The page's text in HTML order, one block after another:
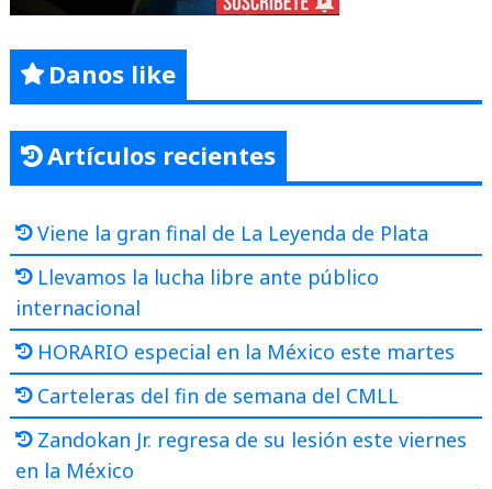
Danos like
Artículos recientes
Viene la gran final de La Leyenda de Plata
Llevamos la lucha libre ante público
internacional
HORARIO especial en la México este martes
Carteleras del fin de semana del CMLL
Zandokan Jr. regresa de su lesión este viernes
en la México